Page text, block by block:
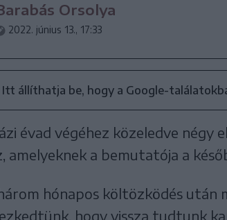
Orsolya
2022. június 13., 17:33
Itt állíthatja be, hogy a Google-
évad végéhez közeledve négy
amelyeknek a bemutatója a
hónapos költözködés után
hogy vissza tudtunk